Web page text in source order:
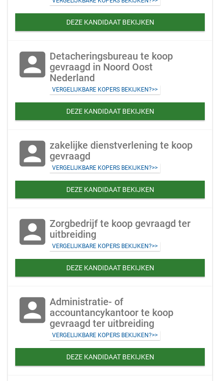
DEZE KANDIDAAT BEKIJKEN
account_box Detacheringsbureau te koop
gevraagd in Noord Oost
Nederland
VERGELIJKBARE KOPERS BEKIJKEN?>>
DEZE KANDIDAAT BEKIJKEN
account_box zakelijke dienstverlening te koop
gevraagd
VERGELIJKBARE KOPERS BEKIJKEN?>>
DEZE KANDIDAAT BEKIJKEN
account_box Zorgbedrijf te koop gevraagd ter
uitbreiding
VERGELIJKBARE KOPERS BEKIJKEN?>>
DEZE KANDIDAAT BEKIJKEN
account_box Administratie- of
accountancykantoor te koop
gevraagd ter uitbreiding
VERGELIJKBARE KOPERS BEKIJKEN?>>
DEZE KANDIDAAT BEKIJKEN